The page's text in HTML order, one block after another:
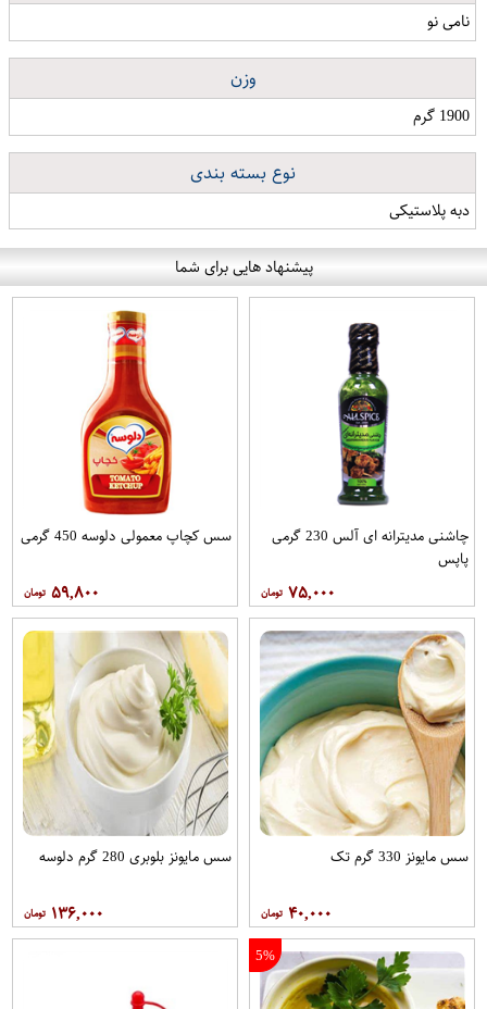
نامی نو
وزن
1900 گرم
نوع بسته بندی
دبه پلاستیکی
پیشنهاد هایی برای شما
چاشنی مدیترانه ای آلس 230 گرمی
پاپس
۷۵,۰۰۰
سس کچاپ معمولی دلوسه 450 گرمی
۵۹,۸۰۰
سس مایونز 330 گرم تک
۴۰,۰۰۰
سس مایونز بلوبری 280 گرم دلوسه
۱۳۶,۰۰۰
5%